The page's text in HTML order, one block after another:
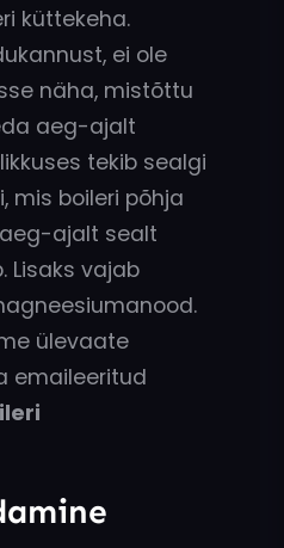
küttekeha.
ei ole
näha, mistõttu
aeg-ajalt
tekib sealgi
mis boileri põhja
ajalt sealt
Lisaks vajab
ülevaate
emaileeritud